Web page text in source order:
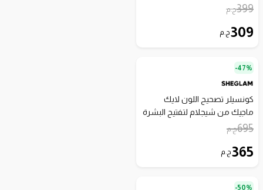
ميديام
399ج.م
309ج.م
47%-
كونسيلر تصحيح اللون لايك
ماجيك من شيجلام لتفتيح البشرة
بتغطية كاملة - خوخي
695ج.م
365ج.م
50%-